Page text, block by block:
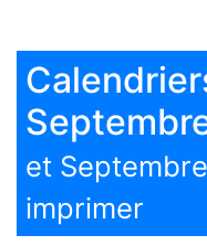
et
imprimer